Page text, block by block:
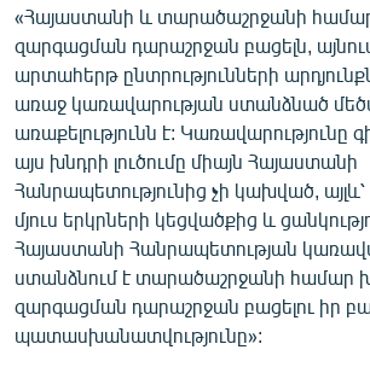
«Հայաստանի և տարածաշրջանի
զարգացման դարաշրջան բացելն,
արտահերթ ընտրությունների
առաջ կառավարության ստանձնած
առաքելությունն է: Կառավարությունը
այս խնդրի լուծումը միայն Հայաստանի
Հանրապետությունից չի կախված,
մյուս երկրների կեցվածքից և
Հայաստանի Հանրապետության
ստանձնում է տարածաշրջանի համար
զարգացման դարաշրջան բացելու իր
պատասխանատվությունը»: